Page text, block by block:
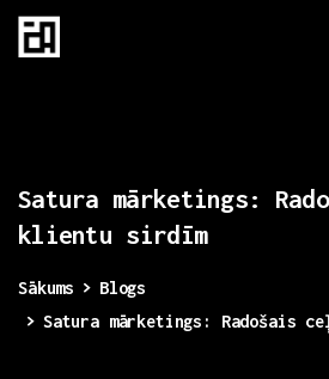
Satura mārketings:
klientu sirdīm
Sākums
Blogs
Satura mārketings: Radošais